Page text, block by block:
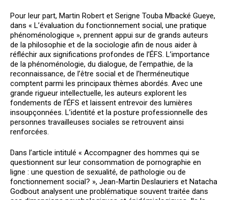
Pour leur part, Martin Robert et Serigne Touba Mbacké Gueye,
dans « L’évaluation du fonctionnement social, une pratique
phénoménologique », prennent appui sur de grands auteurs
de la philosophie et de la sociologie afin de nous aider à
réfléchir aux significations profondes de l’ÉFS. L’importance
de la phénoménologie, du dialogue, de l’empathie, de la
reconnaissance, de l’être social et de l’herméneutique
comptent parmi les principaux thèmes abordés. Avec une
grande rigueur intellectuelle, les auteurs explorent les
fondements de l’ÉFS et laissent entrevoir des lumières
insoupçonnées. L’identité et la posture professionnelle des
personnes travailleuses sociales se retrouvent ainsi
renforcées.
Dans l’article intitulé « Accompagner des hommes qui se
questionnent sur leur consommation de pornographie en
ligne : une question de sexualité, de pathologie ou de
fonctionnement social? », Jean-Martin Deslauriers et Natacha
Godbout analysent une problématique souvent traitée dans